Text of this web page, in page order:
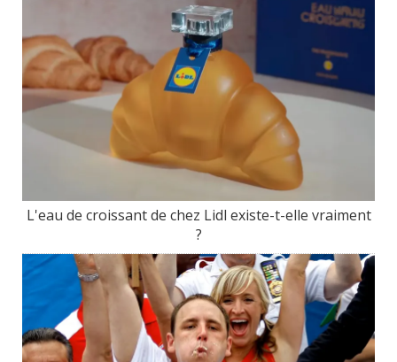
L'eau de croissant de chez Lidl existe-t-elle vraiment
?